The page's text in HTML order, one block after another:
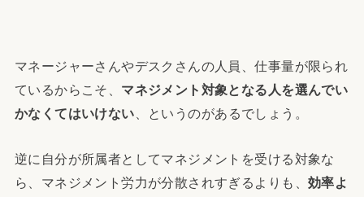
マネージャーさんやデスクさんの人員、仕事量が限られ
ているからこそ、 マネジメント対象となる人を選んでい
かなくてはいけない 、というのがあるでしょう。
逆に自分が所属者としてマネジメントを受ける対象な
ら、マネジメント労力が分散されすぎるよりも、 効率よ